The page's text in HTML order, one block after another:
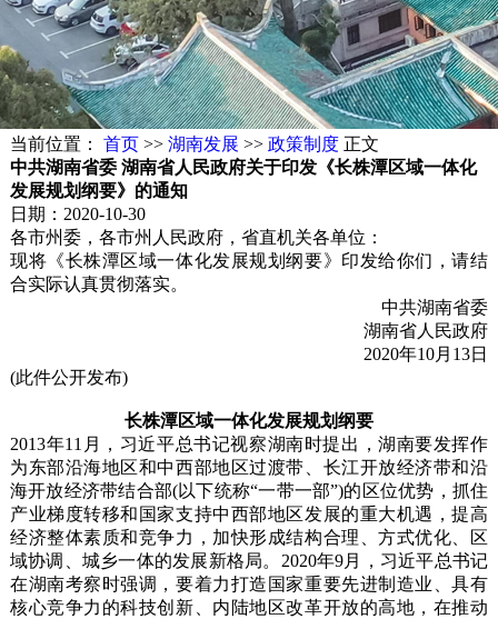
信息动态
咨政研究
互联网服务
当前位置： 首页>> 湖南发展 >> 政策制度正文
中共湖南省委 湖南省人民政府关于印发《长株潭区域一体化
发展规划纲要》的通知
日期：2020-10-30
各市州委，各市州人民政府，省直机关各单位：
现将《长株潭区域一体化发展规划纲要》印发给你们，请结
合实际认真贯彻落实。
中共湖南省委
湖南省人民政府
2020年10月13日
(此件公开发布)
长株潭区域一体化发展规划纲要
2013年11月，习近平总书记视察湖南时提出，湖南要发挥作
为东部沿海地区和中西部地区过渡带、长江开放经济带和沿
海开放经济带结合部(以下统称“一带一部”)的区位优势，抓住
产业梯度转移和国家支持中西部地区发展的重大机遇，提高
经济整体素质和竞争力，加快形成结构合理、方式优化、区
域协调、城乡一体的发展新格局。2020年9月，习近平总书记
在湖南考察时强调，要着力打造国家重要先进制造业、具有
核心竞争力的科技创新、内陆地区改革开放的高地，在推动